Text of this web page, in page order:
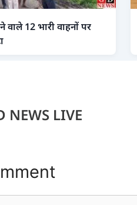
वाले 12 भारी वाहनों पर
NEWS LIVE